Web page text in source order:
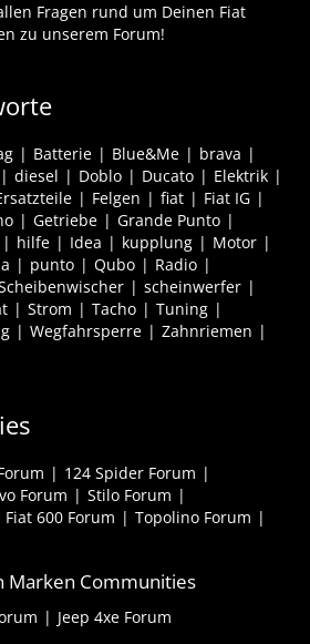
Fragen rund um Deinen Fiat
zu unserem Forum!
Batterie Blue&Me
brava
diesel Doblo Ducato
Elektrik
Felgen fiat
Fiat IG
Getriebe
Grande Punto
hilfe Idea kupplung
Motor
punto Qubo
Radio
scheinwerfer
Strom Tacho
Tuning
Wegfahrsperre
Zahnriemen
124 Spider Forum
Forum
Stilo Forum
Fiat 600 Forum
Topolino Forum
Marken Communities
Jeep 4xe Forum